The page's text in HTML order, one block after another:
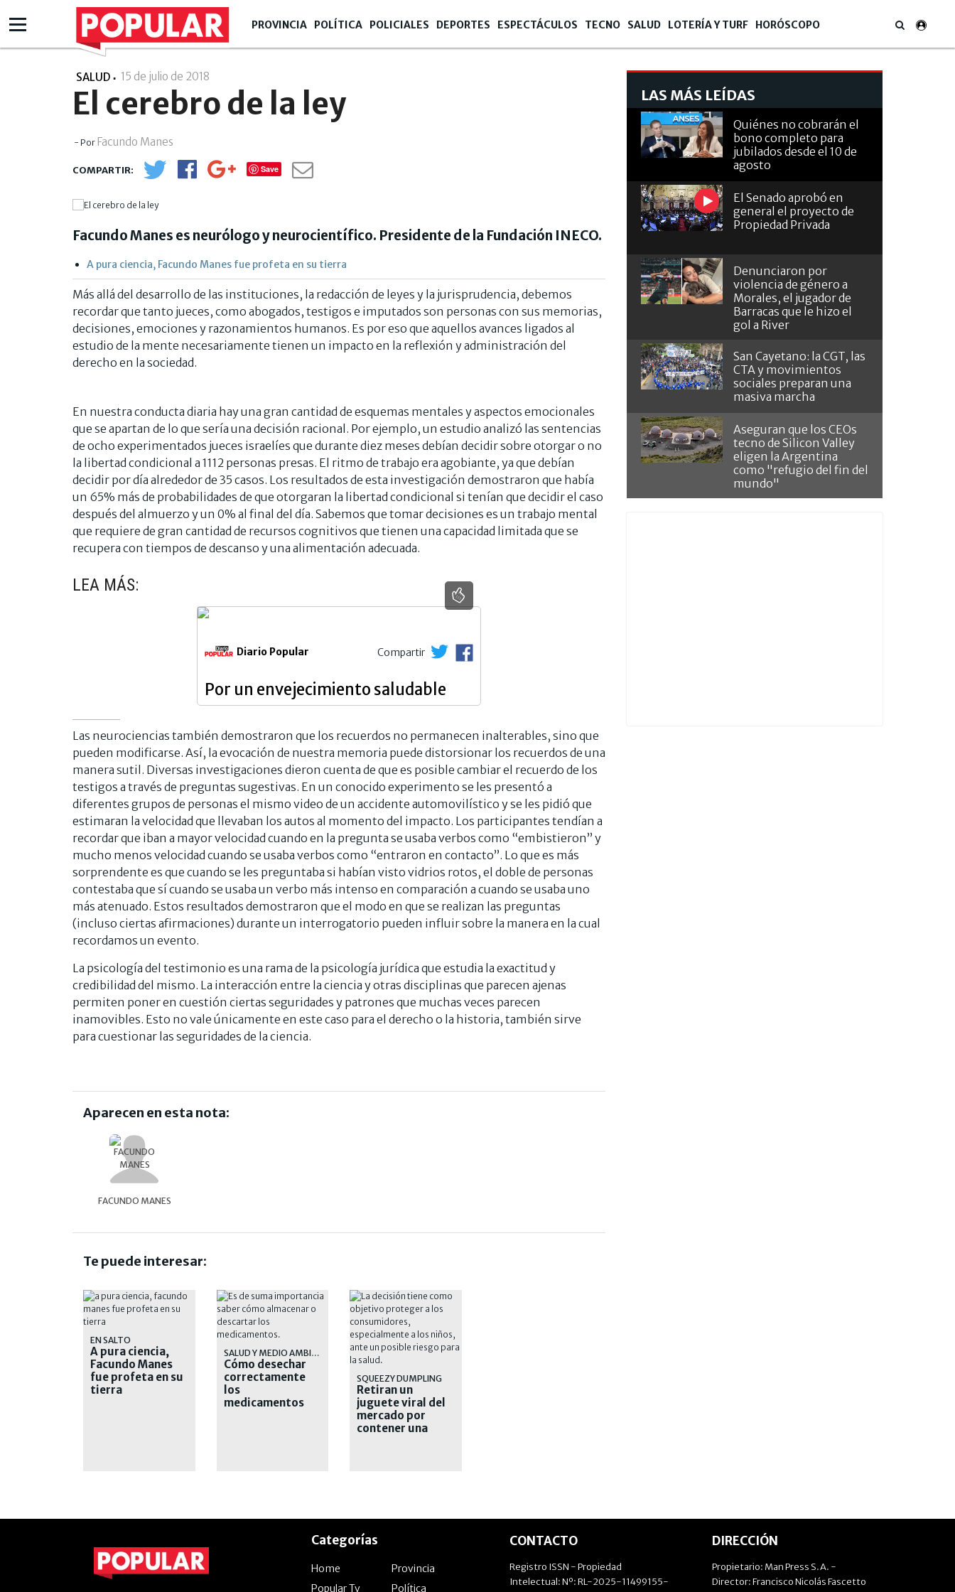
PROVINCIA POLÍTICA POLICIALES DEPORTES ESPECTÁCULOS TECNO SALUD LOTERÍA Y TURF HORÓSCOPO
SALUD 15 de julio de 2018
El cerebro de la ley
- Por Facundo Manes
Save
Facundo Manes es neurólogo y neurocientífico. Presidente de la Fundación INECO.
A pura ciencia, Facundo Manes fue profeta en su tierra
Más allá del desarrollo de las instituciones, la redacción de leyes y la jurisprudencia, debemos
recordar que tanto jueces, como abogados, testigos e imputados son personas con sus memorias,
decisiones, emociones y razonamientos humanos. Es por eso que aquellos avances ligados al
estudio de la mente necesariamente tienen un impacto en la reflexión y administración del
derecho en la sociedad.
En nuestra conducta diaria hay una gran cantidad de esquemas mentales y aspectos emocionales
que se apartan de lo que sería una decisión racional. Por ejemplo, un estudio analizó las sentencias
de ocho experimentados jueces israelíes que durante diez meses debían decidir sobre otorgar o no
la libertad condicional a 1112 personas presas. El ritmo de trabajo era agobiante, ya que debían
decidir por día alrededor de 35 casos. Los resultados de esta investigación demostraron que había
un 65% más de probabilidades de que otorgaran la libertad condicional si tenían que decidir el caso
después del almuerzo y un 0% al final del día. Sabemos que tomar decisiones es un trabajo mental
que requiere de gran cantidad de recursos cognitivos que tienen una capacidad limitada que se
recupera con tiempos de descanso y una alimentación adecuada.
LEA MÁS:
Diario Popular Compartir
Por un envejecimiento saludable
Las neurociencias también demostraron que los recuerdos no permanecen inalterables, sino que
pueden modificarse. Así, la evocación de nuestra memoria puede distorsionar los recuerdos de una
manera sutil. Diversas investigaciones dieron cuenta de que es posible cambiar el recuerdo de los
testigos a través de preguntas sugestivas. En un conocido experimento se les presentó a
diferentes grupos de personas el mismo video de un accidente automovilístico y se les pidió que
estimaran la velocidad que llevaban los autos al momento del impacto. Los participantes tendían a
recordar que iban a mayor velocidad cuando en la pregunta se usaba verbos como “embistieron” y
mucho menos velocidad cuando se usaba verbos como “entraron en contacto”. Lo que es más
sorprendente es que cuando se les preguntaba si habían visto vidrios rotos, el doble de personas
contestaba que sí cuando se usaba un verbo más intenso en comparación a cuando se usaba uno
más atenuado. Estos resultados demostraron que el modo en que se realizan las preguntas
(incluso ciertas afirmaciones) durante un interrogatorio pueden influir sobre la manera en la cual
recordamos un evento.
La psicología del testimonio es una rama de la psicología jurídica que estudia la exactitud y
credibilidad del mismo. La interacción entre la ciencia y otras disciplinas que parecen ajenas
permiten poner en cuestión ciertas seguridades y patrones que muchas veces parecen
inamovibles. Esto no vale únicamente en este caso para el derecho o la historia, también sirve
para cuestionar las seguridades de la ciencia.
Aparecen en esta nota:
FACUNDO MANES
Te puede interesar:
EN SALTO
A pura ciencia,
Facundo Manes
fue profeta en su
tierra
SALUD Y MEDIO AMBIENTE
Cómo desechar
correctamente
los
medicamentos
SQUEEZY DUMPLING
Retiran un
juguete viral del
mercado por
contener una
LAS MÁS LEÍDAS
Quiénes no cobrarán el
bono completo para
jubilados desde el 10 de
agosto
El Senado aprobó en
general el proyecto de
Propiedad Privada
Denunciaron por
violencia de género a
Morales, el jugador de
Barracas que le hizo el
gol a River
San Cayetano: la CGT, las
CTA y movimientos
sociales preparan una
masiva marcha
Aseguran que los CEOs
tecno de Silicon Valley
eligen la Argentina
como "refugio del fin del
mundo"
Categorías
Home
Provincia
Popular Tv
Política
CONTACTO
Registro ISSN - Propiedad
Intelectual: Nº: RL-2025-11499155-
DIRECCIÓN
Propietario: Man Press S.A. -
Director: Francisco Nicolás Fascetto